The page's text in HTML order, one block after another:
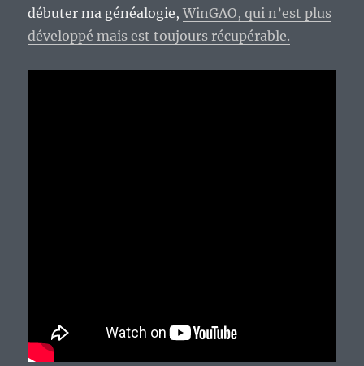
débuter ma généalogie,WinGAO, qui n’est plus
développé mais est toujours récupérable.